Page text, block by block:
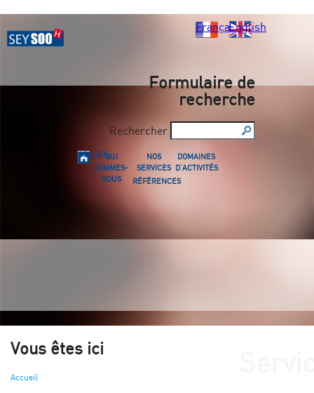
FrançaisEnglish
Formulaire de
recherche
Rechercher
ACCUEILQUI
SOMMES-
NOUS
NOS
SERVICES
DOMAINES
D'ACTIVITÉS
RÉFÉRENCES
Vous êtes ici
Accueil